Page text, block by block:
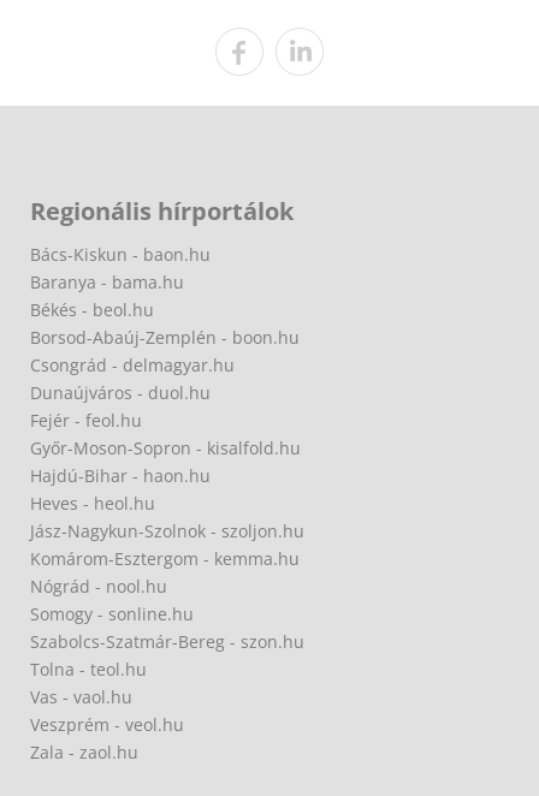
Regionális hírportálok
Bács-Kiskun - baon.hu
Baranya - bama.hu
Békés - beol.hu
Borsod-Abaúj-Zemplén - boon.hu
Csongrád - delmagyar.hu
Dunaújváros - duol.hu
Fejér - feol.hu
Győr-Moson-Sopron - kisalfold.hu
Hajdú-Bihar - haon.hu
Heves - heol.hu
Jász-Nagykun-Szolnok - szoljon.hu
Komárom-Esztergom - kemma.hu
Nógrád - nool.hu
Somogy - sonline.hu
Szabolcs-Szatmár-Bereg - szon.hu
Tolna - teol.hu
Vas - vaol.hu
Veszprém - veol.hu
Zala - zaol.hu